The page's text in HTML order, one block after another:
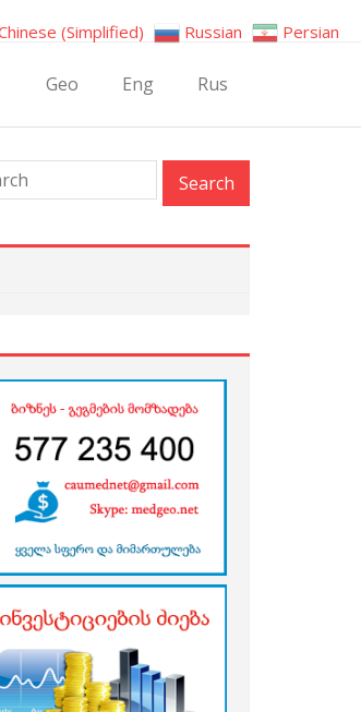
Geo Eng Rus
(Simplified) Russian Persian